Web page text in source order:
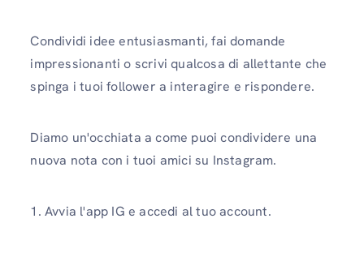
Condividi idee entusiasmanti, fai domande
impressionanti o scrivi qualcosa di allettante che
spinga i tuoi follower a interagire e rispondere.
Diamo un'occhiata a come puoi condividere una
nuova nota con i tuoi amici su Instagram.
1. Avvia l'app IG e accedi al tuo account.